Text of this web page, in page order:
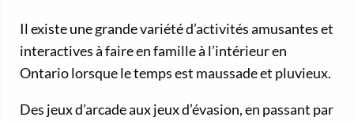
Il existe une grande variété d’activités amusantes et
interactives à faire en famille à l’intérieur en
Ontario lorsque le temps est maussade et pluvieux.
Des jeux d’arcade aux jeux d’évasion, en passant par